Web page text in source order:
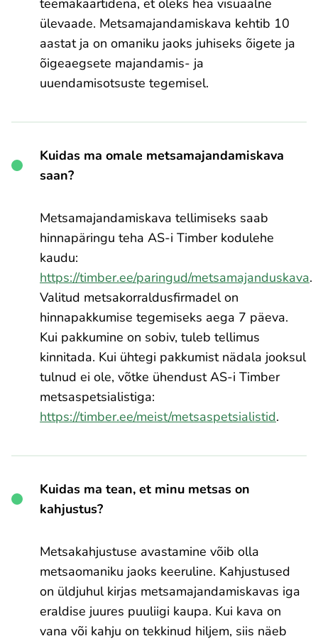
teemakaartidena, et oleks hea visuaalne
ülevaade. Metsamajandamiskava kehtib 10
aastat ja on omaniku jaoks juhiseks õigete ja
õigeaegsete majandamis- ja
uuendamisotsuste tegemisel.
Kuidas ma omale metsamajandamiskava
saan?
Metsamajandamiskava tellimiseks saab
hinnapäringu teha AS-i Timber kodulehe
kaudu:
https://timber.ee/paringud/metsamajanduskava.
Valitud metsakorraldusfirmadel on
hinnapakkumise tegemiseks aega 7 päeva.
Kui pakkumine on sobiv, tuleb tellimus
kinnitada. Kui ühtegi pakkumist nädala jooksul
tulnud ei ole, võtke ühendust AS-i Timber
metsaspetsialistiga:
https://timber.ee/meist/metsaspetsialistid.
Kuidas ma tean, et minu metsas on
kahjustus?
Metsakahjustuse avastamine võib olla
metsaomaniku jaoks keeruline. Kahjustused
on üldjuhul kirjas metsamajandamiskavas iga
eraldise juures puuliigi kaupa. Kui kava on
vana või kahju on tekkinud hiljem, siis näeb